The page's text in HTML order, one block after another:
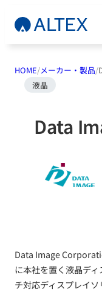
HOME メーカー・製品
液晶
Data
Data Image
に​本社を​置く​液晶デ
チ対応ディスプレイ